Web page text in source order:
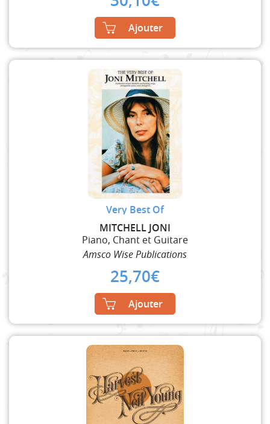
Ajouter
Very Best Of
MITCHELL JONI
Piano, Chant et Guitare
Amsco Wise Publications
25,70€
Ajouter